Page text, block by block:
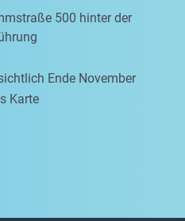
500 hinter der
Ende November
Karte